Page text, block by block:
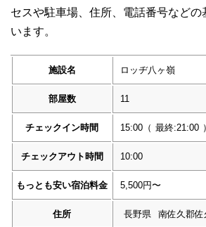
セスや駐車場、住所、電話番号などの
います。
施設名 ロッヂ八ヶ嶺
部屋数 11
チェックイン時間 15:00 （ 最終:21:00 ）
チェックアウト時間 10:00
もっとも安い宿泊料金 5,500円〜
住所 長野県 南佐久郡